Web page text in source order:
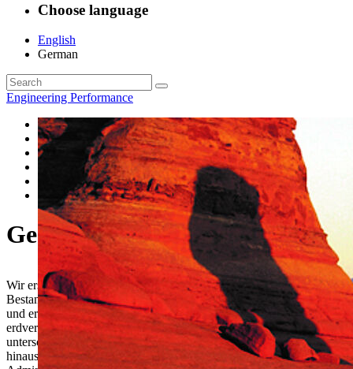
Choose language
English
German
Engineering Performance
Ingenieurvermessung
Trassenengineering
Geoinformation
Industrievermessung
Liegenschaften, Kreuzungen und Genehmigungen
Untergrunderkundung mit Bodenradar
Geoinformation
Wir erstellen digitale Geländemodelle, fertigen Entwurfs-, Bau- und
Bestandspläne sowie technische 2D- und 3D-Dokumentationen an
und erarbeiten Bau-, Konstruktions- und Wegerechtspläne für
erdverlegte Versorgungsleitungen unter Verwendung der
unterschiedlichsten CAD- und Geoinformationssysteme. Darüber
hinaus übernehmen wir Projektierungs- und